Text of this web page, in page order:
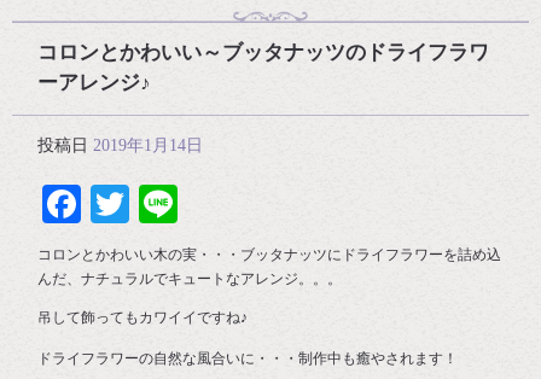
コロンとかわいい～ブッタナッツのドライフラワ
ーアレンジ♪
投稿日 2019年1月14日
Facebook
Twitter
コロンとかわいい木の実・・・ブッタナッツにドライフラワーを詰め込
んだ、ナチュラルでキュートなアレンジ。。。
吊して飾ってもカワイイですね♪
ドライフラワーの自然な風合いに・・・制作中も癒やされます！